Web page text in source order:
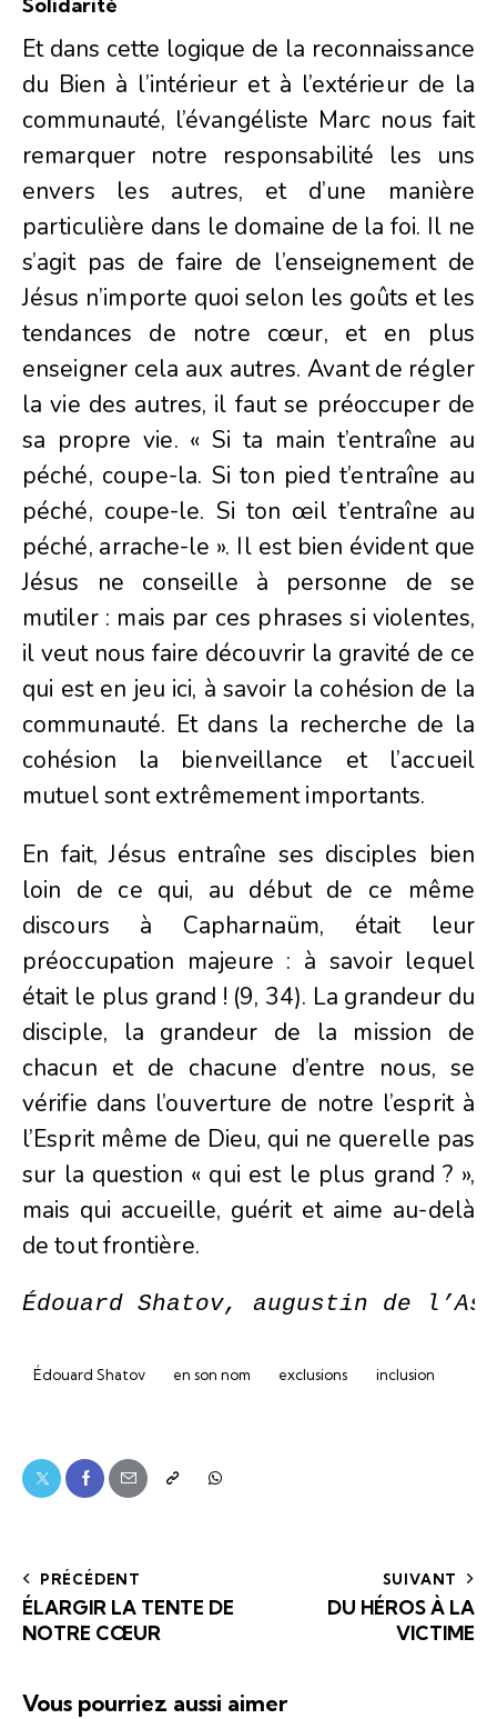
Solidarité
Et dans cette logique de la reconnaissance
du Bien à l’intérieur et à l’extérieur de la
communauté, l’évangéliste Marc nous fait
remarquer notre responsabilité les uns
envers les autres, et d’une manière
particulière dans le domaine de la foi. Il ne
s’agit pas de faire de l’enseignement de
Jésus n’importe quoi selon les goûts et les
tendances de notre cœur, et en plus
enseigner cela aux autres. Avant de régler
la vie des autres, il faut se préoccuper de
sa propre vie. « Si ta main t’entraîne au
péché, coupe-la. Si ton pied t’entraîne au
péché, coupe-le. Si ton œil t’entraîne au
péché, arrache-le ». Il est bien évident que
Jésus ne conseille à personne de se
mutiler : mais par ces phrases si violentes,
il veut nous faire découvrir la gravité de ce
qui est en jeu ici, à savoir la cohésion de la
communauté. Et dans la recherche de la
cohésion la bienveillance et l’accueil
mutuel sont extrêmement importants.
En fait, Jésus entraîne ses disciples bien
loin de ce qui, au début de ce même
discours à Capharnaüm, était leur
préoccupation majeure : à savoir lequel
était le plus grand ! (9, 34). La grandeur du
disciple, la grandeur de la mission de
chacun et de chacune d’entre nous, se
vérifie dans l’ouverture de notre l’esprit à
l’Esprit même de Dieu, qui ne querelle pas
sur la question « qui est le plus grand ? »,
mais qui accueille, guérit et aime au-delà
de tout frontière.
Édouard Shatov, augustin de
Édouard Shatov en son nom exclusions inclusion
PRÉCÉDENT
ÉLARGIR LA TENTE DE
NOTRE CŒUR
SUIVANT
DU HÉROS À LA
VICTIME
Vous pourriez aussi aimer